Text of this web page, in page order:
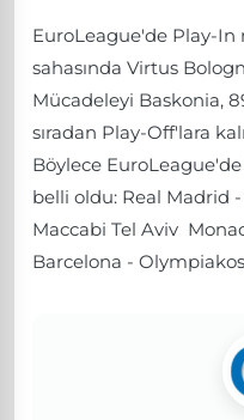
EuroLeague'de Play-In
sahasında Virtus
Mücadeleyi Baskonia,
sıradan Play-Off'lara
Böylece
belli oldu: Real Madrid
Maccabi Tel Aviv
Barcelona - Olympiakos